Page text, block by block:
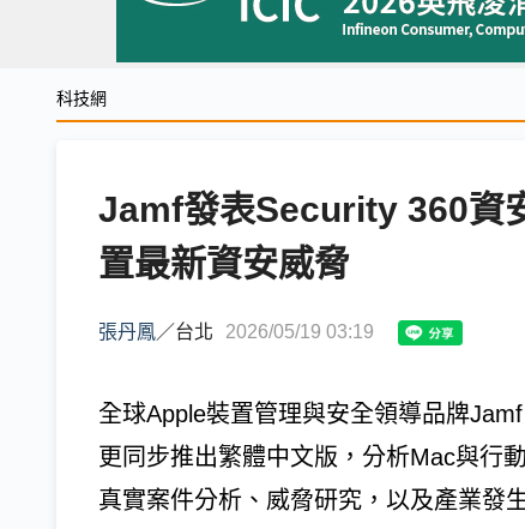
科技網
Jamf發表Security 360資
置最新資安威脅
張丹鳳／台北 2026/05/19 03:19
全球Apple裝置管理與安全領導品牌
更同步推出繁體中文版，分析Mac與行
真實案件分析、威脅研究，以及產業發